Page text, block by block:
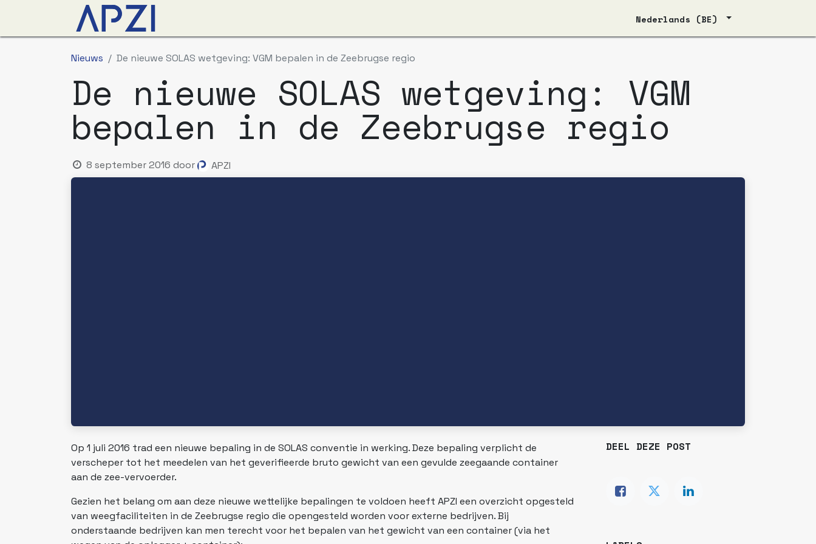
Nederlands (BE)
Nieuws De nieuwe SOLAS wetgeving: VGM bepalen in de Zeebrugse regio
De nieuwe SOLAS wetgeving: VGM
bepalen in de Zeebrugse regio
8 september 2016 door APZI
Op 1 juli 2016 trad een nieuwe bepaling in de SOLAS conventie in werking. Deze bepaling verplicht de
verscheper tot het meedelen van het geverifieerde bruto gewicht van een gevulde zeegaande container
aan de zee-vervoerder.
Gezien het belang om aan deze nieuwe wettelijke bepalingen te voldoen heeft APZI een overzicht opgesteld
van weegfaciliteiten in de Zeebrugse regio die opengesteld worden voor externe bedrijven. Bij
onderstaande bedrijven kan men terecht voor het bepalen van het gewicht van een container (via het
DEEL DEZE POST